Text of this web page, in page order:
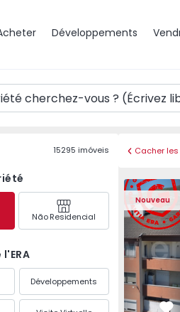
Développements
15295 imóveis
Não Residencial
Développements
Cacher
Nouveau
Appartement T2